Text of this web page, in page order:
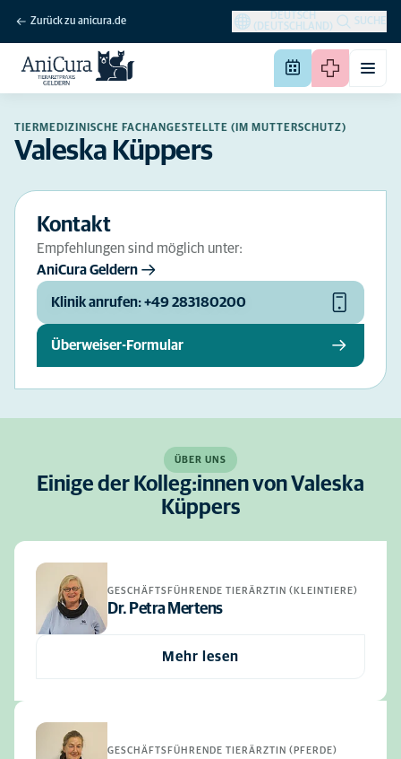
Zurück zu anicura.de
DEUTSCH
(DEUTSCHLAND)
SUCHE
TIERMEDIZINISCHE FACHANGESTELLTE (IM MUTTERSCHUTZ)
Valeska Küppers
Kontakt
Empfehlungen sind möglich unter:
AniCura Geldern
Klinik anrufen: +49 283180200
Überweiser-Formular
ÜBER UNS
Einige der Kolleg:innen von Valeska
Küppers
GESCHÄFTSFÜHRENDE TIERÄRZTIN (KLEINTIERE)
Dr. Petra Mertens
Mehr lesen
GESCHÄFTSFÜHRENDE TIERÄRZTIN (PFERDE)